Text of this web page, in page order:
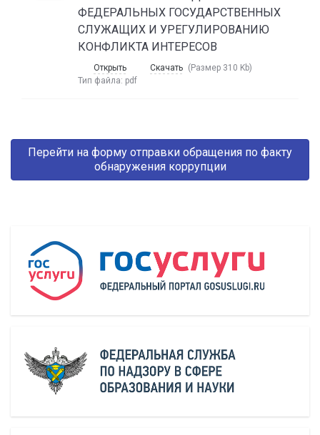
ФЕДЕРАЛЬНЫХ ГОСУДАРСТВЕННЫХ
СЛУЖАЩИХ И УРЕГУЛИРОВАНИЮ
КОНФЛИКТА ИНТЕРЕСОВ
Открыть Скачать (Размер 310 Kb)
Тип файла: pdf
Перейти на форму отправки обращения по факту
обнаружения коррупции